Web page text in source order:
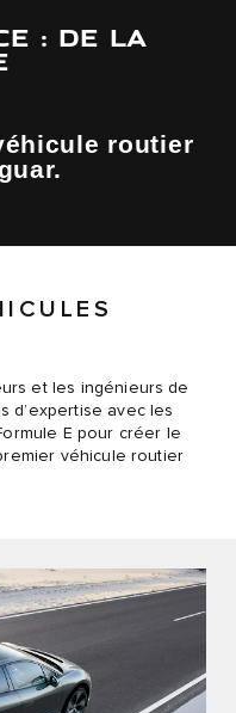
: DE LA
routier
et les ingénieurs de
d’expertise avec les
E pour créer le
véhicule routier